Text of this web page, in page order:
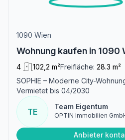
1090 Wien
Wohnung kaufen in 1090
4 102,2 m²Freifläche: 28.3 m²
SOPHIE – Moderne City-
Vermietet bis 04/2030
TE
Team Eigentum
OPTIN Immobilien
Anbieter